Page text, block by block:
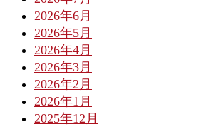
2026年6月
2026年5月
2026年4月
2026年3月
2026年2月
2026年1月
2025年12月